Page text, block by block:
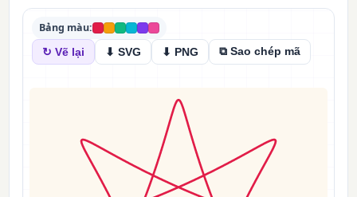
Bảng màu:
↻ Vẽ lại ⬇ SVG ⬇ PNG ⧉ Sao chép mã